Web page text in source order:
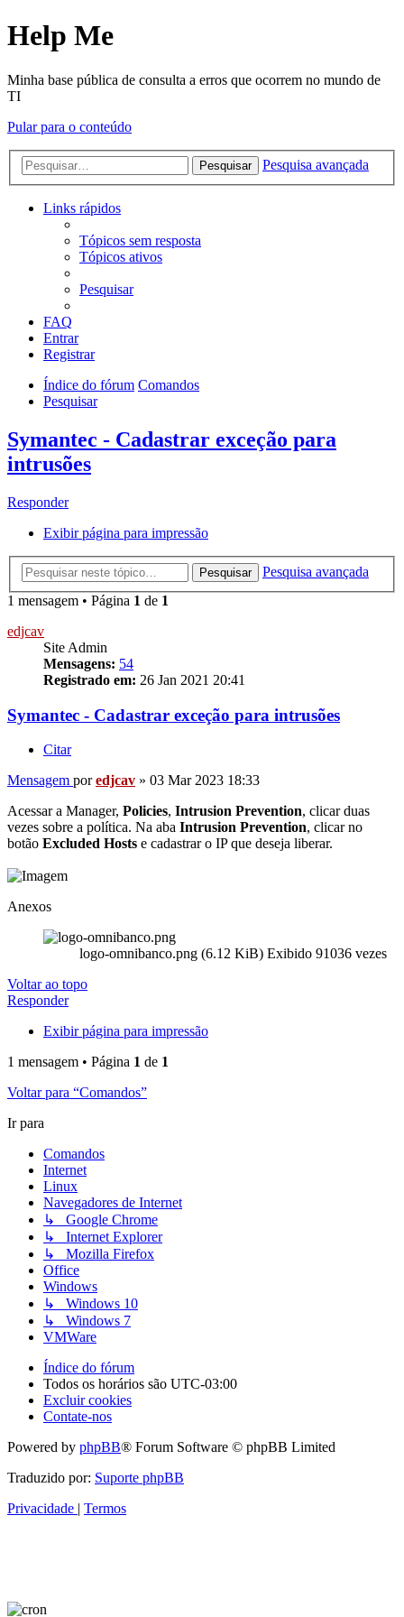
Help Me
Minha base pública de consulta a erros que ocorrem no mundo de
TI
Pular para o conteúdo
Pesquisar Pesquisa avançada
Links rápidos
Tópicos sem resposta
Tópicos ativos
Pesquisar
FAQ
Entrar
Registrar
Índice do fórum Comandos
Pesquisar
Symantec - Cadastrar exceção para
intrusões
Responder
Exibir página para impressão
Pesquisar
Pesquisa avançada
1 mensagem • Página 1 de 1
edjcav
Site Admin
Mensagens: 54
Registrado em: 26 Jan 2021 20:41
Symantec - Cadastrar exceção para intrusões
Citar
Mensagem poredjcav » 03 Mar 2023 18:33
Acessar a Manager, Policies, Intrusion Prevention, clicar duas
vezes sobre a política. Na aba Intrusion Prevention, clicar no
botão Excluded Hosts e cadastrar o IP que deseja liberar.
Anexos
logo-omnibanco.png (6.12 KiB) Exibido 91036 vezes
Voltar ao topo
Responder
Exibir página para impressão
1 mensagem • Página 1 de 1
Voltar para “Comandos”
Ir para
Comandos
Internet
Linux
Navegadores de Internet
↳ Google Chrome
↳ Internet Explorer
↳ Mozilla Firefox
Office
Windows
↳ Windows 10
↳ Windows 7
VMWare
Índice do fórum
Todos os horários são UTC-03:00
Excluir cookies
Contate-nos
Powered by phpBB® Forum Software © phpBB Limited
Traduzido por: Suporte phpBB
Privacidade | Termos